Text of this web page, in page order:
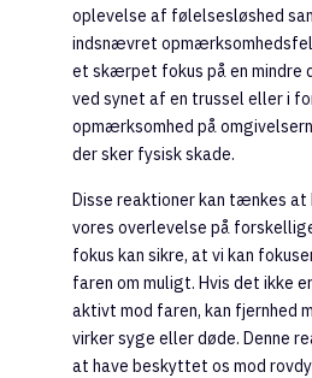
oplevelse af følelsesløshed
indsnævret
et skærpet fokus på en mindre
ved synet af en trussel eller i
opmærksomhed på
der sker fysisk skade.
Disse reaktioner kan tænkes
vores overlevelse på
fokus kan sikre, at vi kan
faren om muligt. Hvis det ikke
aktivt mod faren, kan fjernhed
virker syge eller døde. Denne
at have beskyttet os mod